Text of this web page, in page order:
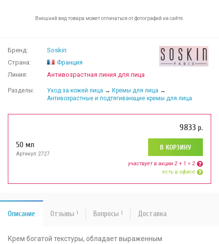
Внешний вид товара может отличаться от фотографий на сайте.
Бренд:
Soskin
Страна:
Франция
Линия:
Антивозрастная линия для лица
Разделы: Уход за кожей лица → Кремы для лица →
Антивозрастные и подтягивающие кремы для лица
50 мл
Артикул: 2727
9833 р.
В КОРЗИНУ
участвует в aкции 2 + 1 = 2
есть в офисе
Описание Отзывы 1 Вопросы 1 Доставка
Крем богатой текстуры, обладает выраженным